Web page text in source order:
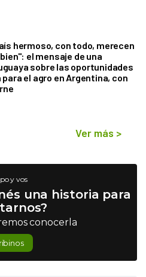
hermoso, con todo, merecen
el mensaje de una
sobre las oportunidades
para el agro en Argentina, con
Ver más >
y vos
una historia para
conocerla